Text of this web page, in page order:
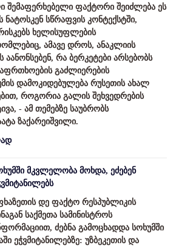
შემაფერხებელი ფაქტორი შეიძლება ეს
სწრაფვის კონტექსტში,
ხელისუფლების
ამავე დროს, ანაკლიის
აანონსებენ, რა ბერკეტები არსებობს
გაძლიერების
დამოკიდებულება რუსეთის ახალ
როგორია გალის შეხვედრების
- ამ თემებზე საუბრობს
ზაქარეიშვილი.
მკვლელობა მოხდა, ეძებენ
დე ფაქტო რესპუბლიკის
საქმეთა სამინისტროს
ძებნა გამოცხადდა სოხუმში
ეჭვმიტანილებზე: უზბეკეთის და